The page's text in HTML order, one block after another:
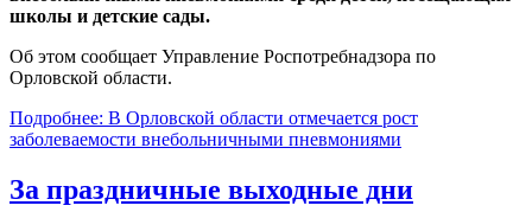
школы и детские сады.
Об этом сообщает Управление Роспотребнадзора по
Орловской области.
Подробнее: В Орловской области отмечается рост
заболеваемости внебольничными пневмониями
За праздничные выходные дни